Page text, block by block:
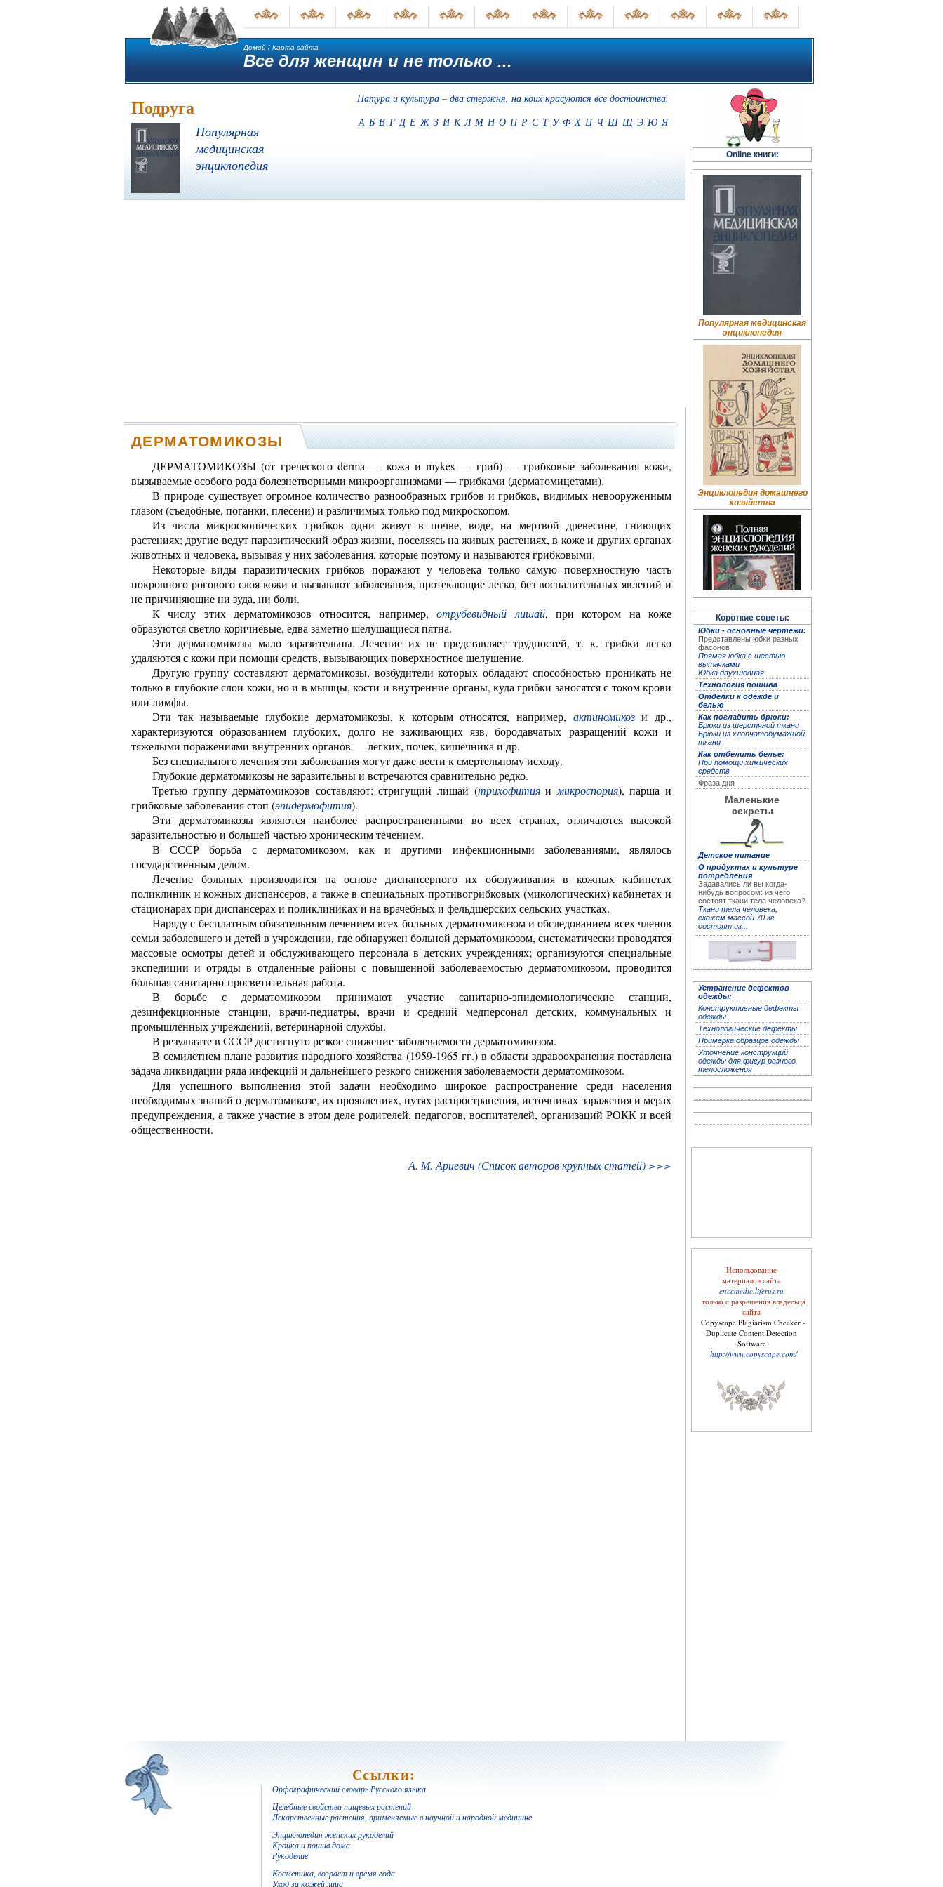
Домой / Карта сайта
Все для женщин и не только ...
Подруга
Популярная
медицинская
энциклопедия
Натура и культура – два стержня, на коих красуются все достоинства.
А Б В Г Д Е Ж З И К Л М Н О П Р С Т У Ф Х Ц Ч Ш Щ Э Ю Я
ДЕРМАТОМИКОЗЫ
ДЕРМАТОМИКОЗЫ (от греческого derma — кожа и mykes — гриб) — грибковые заболевания кожи,
вызываемые особого рода болезнетворными микроорганизмами — грибками (дерматомицетами).
В природе существует огромное количество разнообразных грибов и грибков, видимых невооруженным
глазом (съедобные, поганки, плесени) и различимых только под микроскопом.
Из числа микроскопических грибков одни живут в почве, воде, на мертвой древесине, гниющих
растениях; другие ведут паразитический образ жизни, поселяясь на живых растениях, в коже и других органах
животных и человека, вызывая у них заболевания, которые поэтому и называются грибковыми.
Некоторые виды паразитических грибков поражают у человека только самую поверхностную часть
покровного рогового слоя кожи и вызывают заболевания, протекающие легко, без воспалительных явлений и
не причиняющие ни зуда, ни боли.
К числу этих дерматомикозов относится, например,отрубевидный лишай, при котором на коже
образуются светло-коричневые, едва заметно шелушащиеся пятна.
Эти дерматомикозы мало заразительны. Лечение их не представляет трудностей, т. к. грибки легко
удаляются с кожи при помощи средств, вызывающих поверхностное шелушение.
Другую группу составляют дерматомикозы, возбудители которых обладают способностью проникать не
только в глубокие слои кожи, но и в мышцы, кости и внутренние органы, куда грибки заносятся с током крови
или лимфы.
Эти так называемые глубокие дерматомикозы, к которым относятся, например, актиномикози др.,
характеризуются образованием глубоких, долго не заживающих язв, бородавчатых разращений кожи и
тяжелыми поражениями внутренних органов — легких, почек, кишечника и др.
Без специального лечения эти заболевания могут даже вести к смертельному исходу.
Глубокие дерматомикозы не заразительны и встречаются сравнительно редко.
Третью группу дерматомикозов составляют; стригущий лишай (трихофитияи микроспория), парша и
грибковые заболевания стоп (эпидермофития).
Эти дерматомикозы являются наиболее распространенными во всех странах, отличаются высокой
заразительностью и большей частью хроническим течением.
В СССР борьба с дерматомикозом, как и другими инфекционными заболеваниями, являлось
государственным делом.
Лечение больных производится на основе диспансерного их обслуживания в кожных кабинетах
поликлиник и кожных диспансеров, а также в специальных противогрибковых (микологических) кабинетах и
стационарах при диспансерах и поликлиниках и на врачебных и фельдшерских сельских участках.
Наряду с бесплатным обязательным лечением всех больных дерматомикозом и обследованием всех членов
семьи заболевшего и детей в учреждении, где обнаружен больной дерматомикозом, систематически проводятся
массовые осмотры детей и обслуживающего персонала в детских учреждениях; организуются специальные
экспедиции и отряды в отдаленные районы с повышенной заболеваемостью дерматомикозом, проводится
большая санитарно-просветительная работа.
В борьбе с дерматомикозом принимают участие санитарно-эпидемиологические станции,
дезинфекционные станции, врачи-педиатры, врачи и средний медперсонал детских, коммунальных и
промышленных учреждений, ветеринарной службы.
В результате в СССР достигнуто резкое снижение заболеваемости дерматомикозом.
В семилетнем плане развития народного хозяйства (1959-1965 гг.) в области здравоохранения поставлена
задача ликвидации ряда инфекций и дальнейшего резкого снижения заболеваемости дерматомикозом.
Для успешного выполнения этой задачи необходимо широкое распространение среди населения
необходимых знаний о дерматомикозе, их проявлениях, путях распространения, источниках заражения и мерах
предупреждения, а также участие в этом деле родителей, педагогов, воспитателей, организаций РОКК и всей
общественности.
А. М. Ариевич (Список авторов крупных статей) >>>
Online книги:
Популярная медицинская
энциклопедия
Энциклопедия домашнего
хозяйства
Полная энциклопедия
женских рукоделий
Кройка и пошив дома
Устранение дефектов
одежды
Архив журнала "Твоё
здоровье"
Короткие советы:
Юбки - основные чертежи:
Представлены юбки разных
фасонов
Прямая юбка с шестью
вытачками
Юбка двухшовная
Технология пошива
Отделки к одежде и
белью
Как погладить брюки:
Брюки из шерстяной ткани
Брюки из хлопчатобу­мажной
ткани
Как отбелить белье:
При помощи химических
средств
Фраза дня
Маленькие
секреты
Детское питание
О продуктах и культуре
потребления
Задавались ли вы когда-
нибудь вопросом: из чего
состоят ткани тела человека?
Ткани тела человека,
скажем массой 70 кг
состоят из...
Устранение дефектов
одежды:
Конструктивные дефекты
одежды
Технологичес­кие дефекты
Примерка образцов одежды
Уточнение конструкций
одежды для фигур разного
телосложения
Использование
материалов сайта
encemedic.liferus.ru
только с разрешения владельца
сайта
Copyscape Plagiarism Checker -
Duplicate Content Detection
Software
http://www.copyscape.com/
Ссылки:
Орфографический словарь Русского языка
Целебные свойства пищевых растений
Лекарственные растения, применяемые в научной и народной медицине
Энциклопедия женских рукоделий
Кройка и пошив дома
Рукоделие
Косметика, возраст и время года
Уход за кожей лица